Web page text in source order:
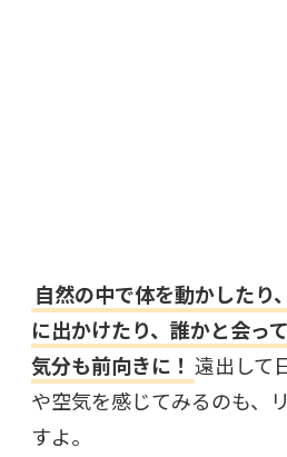
自然の中で体を動かしたり
に出かけたり、誰かと会っ
気分も前向きに！ 遠出して
や空気を感じてみるのも、
すよ。